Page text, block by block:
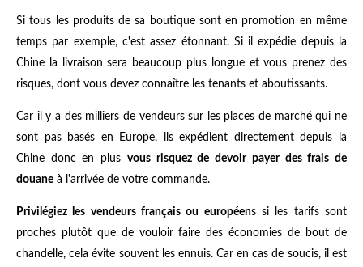
Si tous les produits de sa boutique sont en promotion en même
temps par exemple, c'est assez étonnant. Si il expédie depuis la
Chine la livraison sera beaucoup plus longue et vous prenez des
risques, dont vous devez connaître les tenants et aboutissants.
Car il y a des milliers de vendeurs sur les places de marché qui ne
sont pas basés en Europe, ils expédient directement depuis la
Chine donc en plus vous risquez de devoir payer des frais de
douane à l'arrivée de votre commande.
Privilégiez les vendeurs français ou européens si les tarifs sont
proches plutôt que de vouloir faire des économies de bout de
chandelle, cela évite souvent les ennuis. Car en cas de soucis, il est